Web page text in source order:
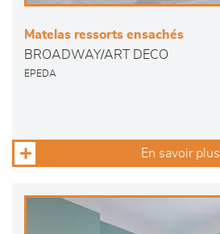
Matelas ressorts ensachés
BROADWAY/ART DECO
EPEDA
En savoir plus